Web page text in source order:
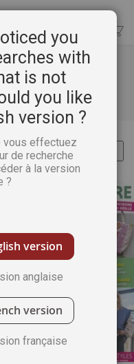
COUTURE
you
with
is not
you like
version ?
vous effectuez
de recherche
à la version
?
version
anglaise
version
française